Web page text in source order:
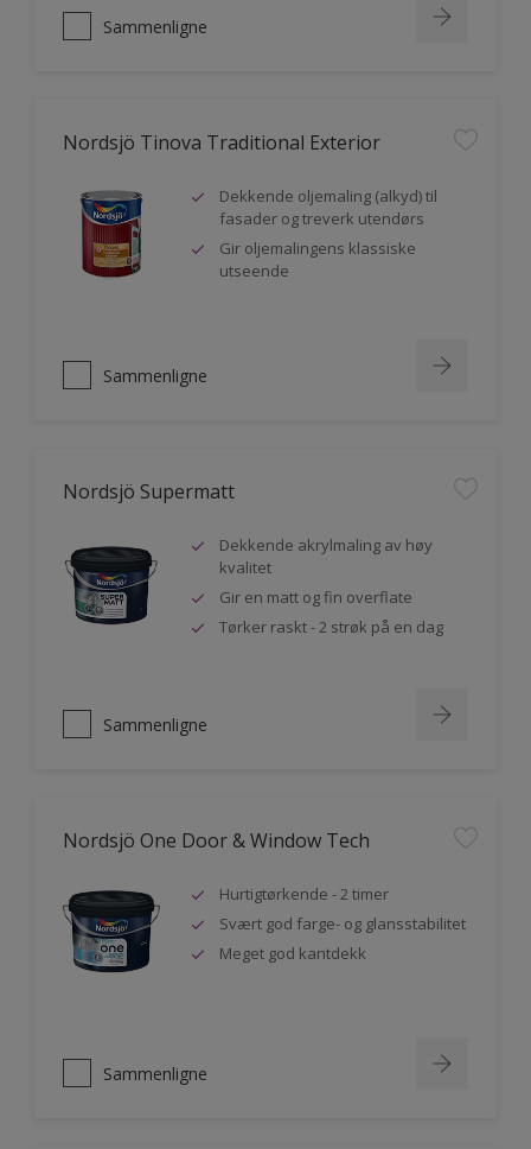
Sammenligne
Nordsjö Tinova Traditional Exterior
Dekkende oljemaling (alkyd) til
fasader og treverk utendørs
Gir oljemalingens klassiske
utseende
Sammenligne
Nordsjö Supermatt
Dekkende akrylmaling av høy
kvalitet
Gir en matt og fin overflate
Tørker raskt - 2 strøk på en dag
Sammenligne
Nordsjö One Door & Window Tech
Hurtigtørkende - 2 timer
Svært god farge- og glansstabilitet
Meget god kantdekk
Sammenligne